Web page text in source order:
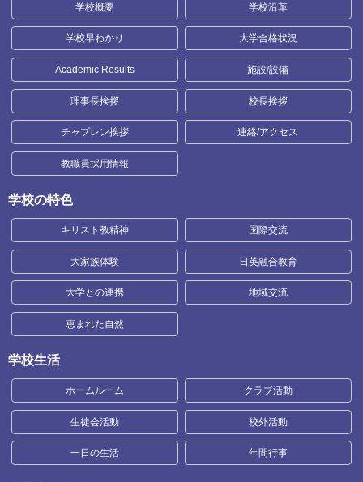
学校概要 学校沿革
学校早わかり 大学合格状況
Academic Results 施設/設備
理事長挨拶 校長挨拶
チャプレン挨拶 連絡/アクセス
教職員採用情報
学校の特色
キリスト教精神 国際交流
大家族体験 日英融合教育
大学との連携 地域交流
恵まれた自然
学校生活
ホームルーム クラブ活動
生徒会活動 校外活動
一日の生活 年間行事